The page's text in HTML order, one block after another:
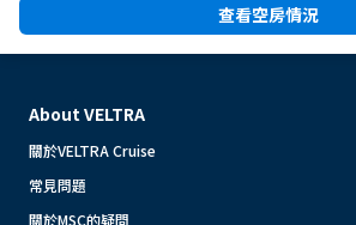
查看空房情況
About VELTRA
關於VELTRA Cruise
常見問題
關於MSC的疑問